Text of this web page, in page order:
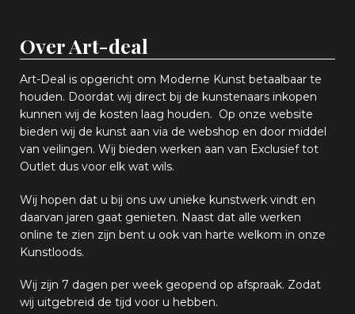
Over Art-deal
Art-Deal is opgericht om Moderne Kunst betaalbaar te
houden. Doordat wij direct bij de kunstenaars inkopen
kunnen wij de kosten laag houden. Op onze website
bieden wij de kunst aan via de webshop en door middel
van veilingen. Wij bieden werken aan van Exclusief tot
Outlet dus voor elk wat wils.
Wij hopen dat u bij ons uw unieke kunstwerk vindt en
daarvan jaren gaat genieten. Naast dat alle werken
online te zien zijn bent u ook van harte welkom in onze
Kunstloods.
Wij zijn 7 dagen per week geopend op afspraak. Zodat
wij uitgebreid de tijd voor u hebben.